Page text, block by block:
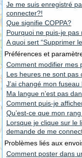
Je me suis enregistré
connecter?!
Que signifie COPPA?
Pourquoi ne puis-je pas
A quoi sert “Supprimer
Préférences et
Comment modifier mes
Les heures ne sont pas
J’ai changé mon
Ma langue n’est pas
Comment puis-je
Qu’est-ce que mon
Lorsque je clique sur le
demande de me
Problèmes liés aux
Comment poster dans